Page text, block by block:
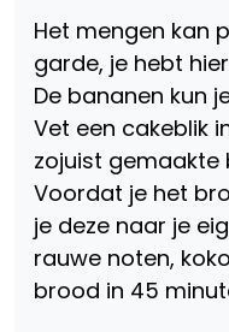
Het mengen kan
garde, je hebt
De bananen kun
Vet een cakeblik
zojuist gemaakte
Voordat je het
je deze naar je
rauwe noten,
brood in 45